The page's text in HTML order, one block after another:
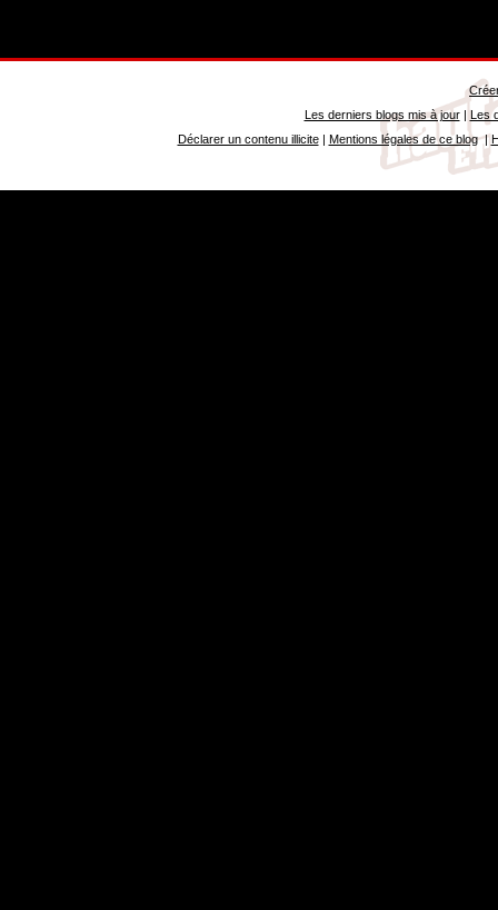
Les derniers blogs mis à jour| Les
Déclarer un contenu illicite| Mentions légales de ce blog|